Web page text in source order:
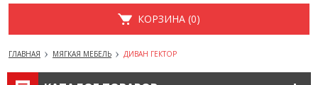
КОРЗИНА (0)
ГЛАВНАЯ МЯГКАЯ МЕБЕЛЬ ДИВАН ГЕКТОР